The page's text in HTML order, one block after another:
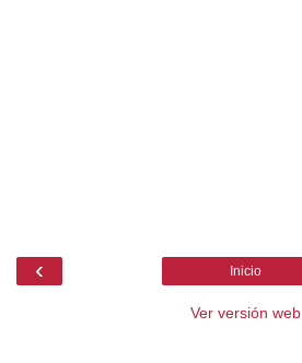
‹ Inicio
Ver versión web